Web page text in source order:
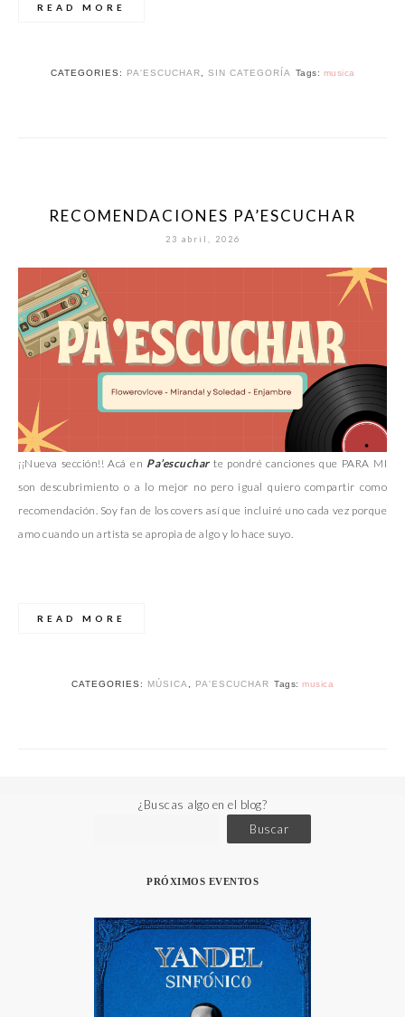
READ MORE
CATEGORIES: PA'ESCUCHAR SIN CATEGORÍA Tags: musica
RECOMENDACIONES PA’ESCUCHAR
23 abril, 2026
¡¡Nueva sección!! Acá en Pa’escucharte pondré canciones que PARA MI
son descubrimiento o a lo mejor no pero igual quiero compartir como
recomendación. Soy fan de los covers así que incluiré uno cada vez porque
amo cuando un artista se apropia de algo y lo hace suyo.
READ MORE
CATEGORIES: MÚSICA PA'ESCUCHAR Tags: musica
¿Buscas algo en el blog?
Buscar
PRÓXIMOS EVENTOS